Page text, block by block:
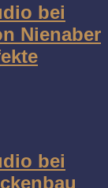
bei
Nienaber
bei